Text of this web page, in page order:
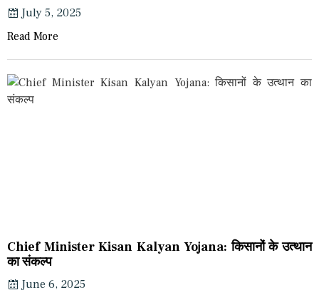
July 5, 2025
Read More
Chief Minister Kisan Kalyan Yojana: किसानों के उत्थान
का संकल्प
June 6, 2025